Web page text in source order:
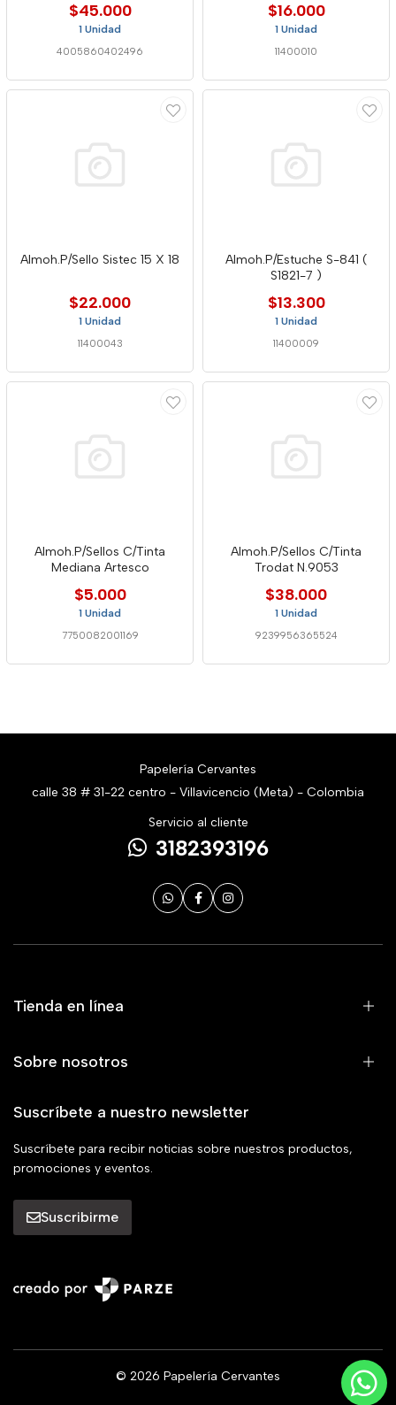
$45.000
1 Unidad
4005860402496
$16.000
1 Unidad
11400010
Almoh.P/Sello Sistec 15 X 18
$22.000
1 Unidad
11400043
Almoh.P/Estuche S-841 (
S1821-7 )
$13.300
1 Unidad
11400009
Almoh.P/Sellos C/Tinta
Mediana Artesco
$5.000
1 Unidad
7750082001169
Almoh.P/Sellos C/Tinta
Trodat N.9053
$38.000
1 Unidad
9239956365524
Papelería Cervantes
calle 38 # 31-22 centro - Villavicencio (Meta) - Colombia
Servicio al cliente
3182393196
Tienda en línea
Sobre nosotros
Suscríbete a nuestro newsletter
Suscríbete para recibir noticias sobre nuestros productos,
promociones y eventos.
Suscribirme
© 2026 Papelería Cervantes